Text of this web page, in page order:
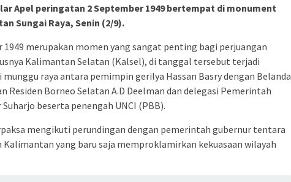
Apel peringatan 2 September 1949 bertempat di monument
Sungai Raya, Senin (2/9).
merupakan momen yang sangat penting bagi perjuangan
Kalimantan Selatan (Kalsel), di tanggal tersebut terjadi
raya antara pemimpin gerilya Hassan Basry dengan Belanda
Residen Borneo Selatan A.D Deelman dan delegasi Pemerintah
beserta penengah UNCI (PBB).
mengikuti perundingan dengan pemerintah gubernur tentara
Kalimantan yang baru saja memproklamirkan kekuasaan wilayah